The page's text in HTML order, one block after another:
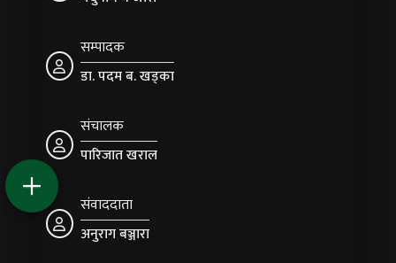
सम्पादक
डा. पदम ब. खड्का
संचालक
पारिजात खराल
संवाददाता
अनुराग बञ्जारा